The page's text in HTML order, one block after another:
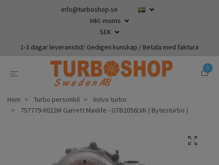
info@turboshop.se
Inkl. moms
SEK
1-3 dagar leveranstid/ Gedigen kunskap / Betala med faktura
0
Hem Turbo personbil
Volvo turbo
757779-8022M Garrett Maxlife - GTB2056LVK ( Bytesturbo )